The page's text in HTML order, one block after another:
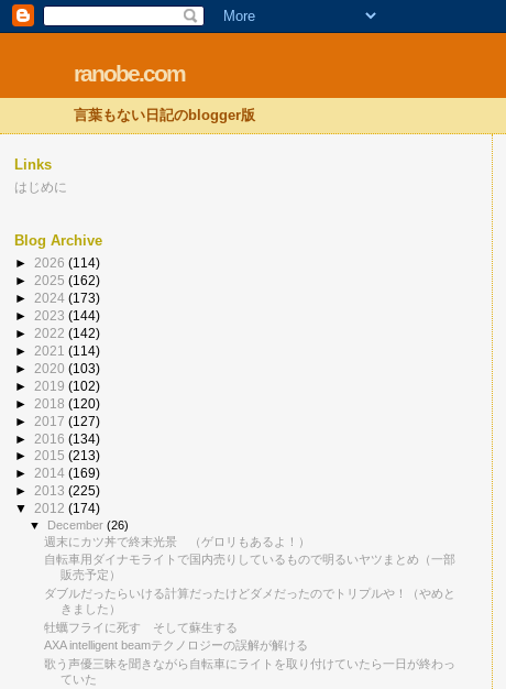
ranobe.com
言葉もない日記のblogger版
Links
はじめに
Blog Archive
► 2026 (114)
► 2025 (162)
► 2024 (173)
► 2023 (144)
► 2022 (142)
► 2021 (114)
► 2020 (103)
► 2019 (102)
► 2018 (120)
► 2017 (127)
► 2016 (134)
► 2015 (213)
► 2014 (169)
► 2013 (225)
▼ 2012 (174)
▼ December(26)
週末にカツ丼で終末光景 （ゲロリもあるよ！）
自転車用ダイナモライトで国内売りしているもので明るいヤツまとめ（一部
販売予定）
ダブルだったらいける計算だったけどダメだったのでトリプルや！（やめと
きました）
牡蠣フライに死す そして蘇生する
AXA intelligent beamテクノロジーの誤解が解ける
歌う声優三昧を聞きながら自転車にライトを取り付けていたら一日が終わっ
ていた